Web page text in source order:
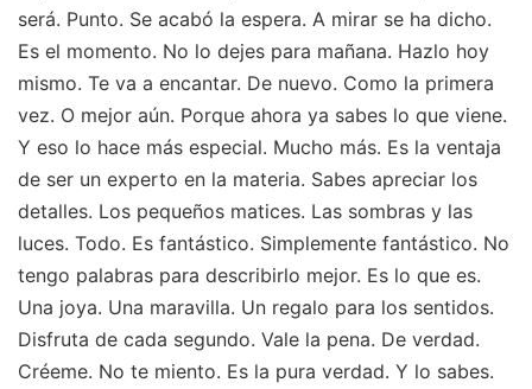
será. Punto. Se acabó la espera. A mirar se ha dicho.
Es el momento. No lo dejes para mañana. Hazlo hoy
mismo. Te va a encantar. De nuevo. Como la primera
vez. O mejor aún. Porque ahora ya sabes lo que viene.
Y eso lo hace más especial. Mucho más. Es la ventaja
de ser un experto en la materia. Sabes apreciar los
detalles. Los pequeños matices. Las sombras y las
luces. Todo. Es fantástico. Simplemente fantástico. No
tengo palabras para describirlo mejor. Es lo que es.
Una joya. Una maravilla. Un regalo para los sentidos.
Disfruta de cada segundo. Vale la pena. De verdad.
Créeme. No te miento. Es la pura verdad. Y lo sabes.